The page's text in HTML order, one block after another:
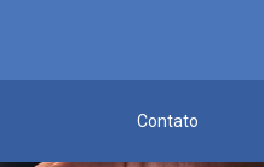
Contato